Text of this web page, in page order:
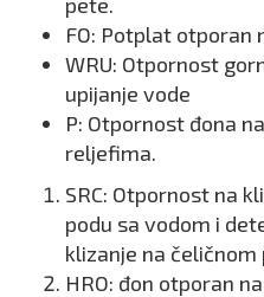
FO: Potplat otporan
WRU: Otpornost
upijanje vode
P: Otpornost đona
reljefima.
SRC: Otpornost na
podu sa vodom i
klizanje na
HRO: đon otporan